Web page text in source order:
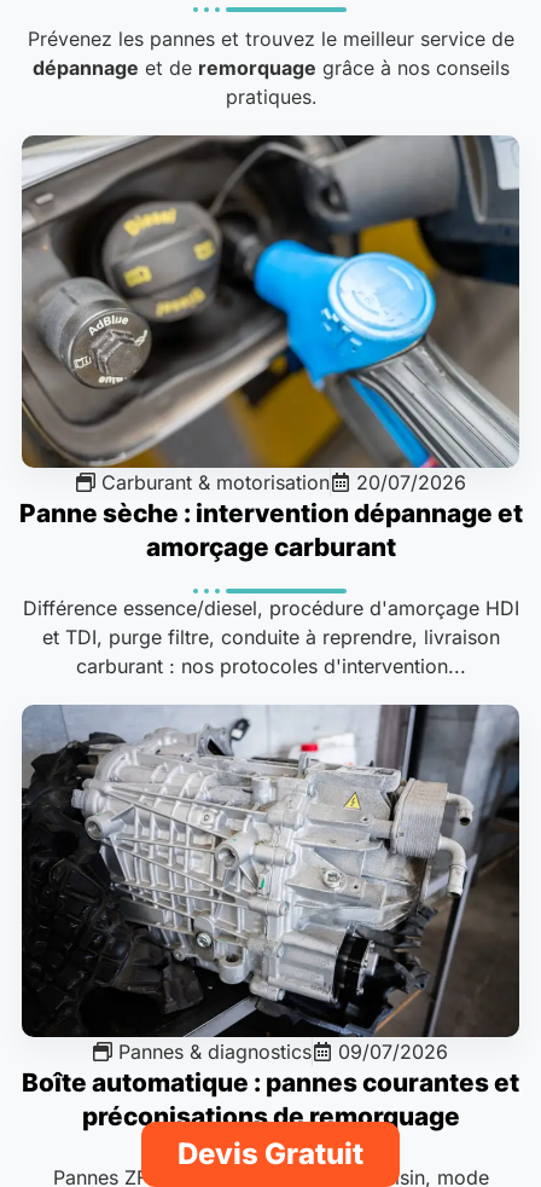
Prévenez les pannes et trouvez le meilleur service de
dépannage et de remorquage grâce à nos conseils
pratiques.
Carburant & motorisation 20/07/2026
Panne sèche : intervention dépannage et
amorçage carburant
Différence essence/diesel, procédure d'amorçage HDI
et TDI, purge filtre, conduite à reprendre, livraison
carburant : nos protocoles d'intervention...
Pannes & diagnostics 09/07/2026
Boîte automatique : pannes courantes et
préconisations de remorquage
Pannes ZF 8HP, DSG DQ250, EAT8 Aisin, mode
Devis Gratuit